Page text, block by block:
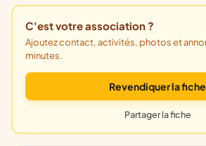
C'est votre association ?
Ajoutez contact, activités, photos et annonces. Gratuit, en 5
minutes.
Revendiquer la fiche
Partager la fiche